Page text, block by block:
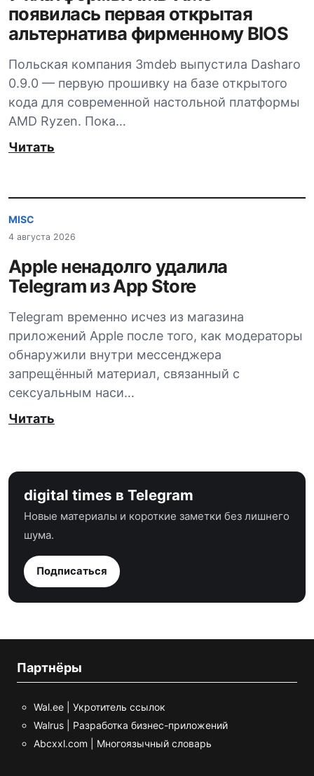
появилась первая открытая
альтернатива фирменному BIOS
Польская компания 3mdeb выпустила Dasharo
0.9.0 — первую прошивку на базе открытого
кода для современной настольной платформы
AMD Ryzen. Пока…
Читать
MISC
4 августа 2026
Apple ненадолго удалила
Telegram из App Store
Telegram временно исчез из магазина
приложений Apple после того, как модераторы
обнаружили внутри мессенджера
запрещённый материал, связанный с
сексуальным наси…
Читать
digital times в Telegram
Новые материалы и короткие заметки без лишнего
шума.
Подписаться
Партнёры
Wal.ee | Укротитель ссылок
Walrus | Разработка бизнес-приложений
Abcxxl.com | Многоязычный словарь